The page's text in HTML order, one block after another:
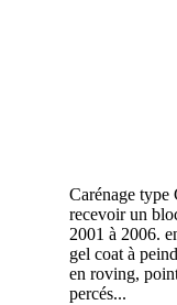
Carénage type
recevoir un
2001 à 2006.
gel coat à
en roving,
percés...